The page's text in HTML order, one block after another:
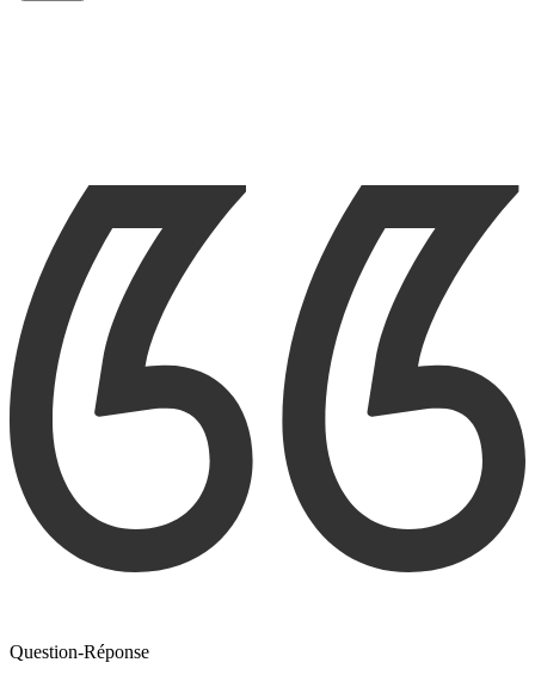
Question-Réponse